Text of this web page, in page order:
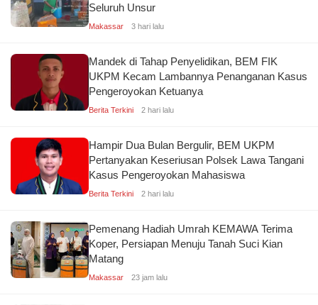
Seluruh Unsur
Makassar 3 hari lalu
Mandek di Tahap Penyelidikan, BEM FIK
UKPM Kecam Lambannya Penanganan Kasus
Pengeroyokan Ketuanya
Berita Terkini 2 hari lalu
Hampir Dua Bulan Bergulir, BEM UKPM
Pertanyakan Keseriusan Polsek Lawa Tangani
Kasus Pengeroyokan Mahasiswa
Berita Terkini 2 hari lalu
Pemenang Hadiah Umrah KEMAWA Terima
Koper, Persiapan Menuju Tanah Suci Kian
Matang
Makassar 23 jam lalu